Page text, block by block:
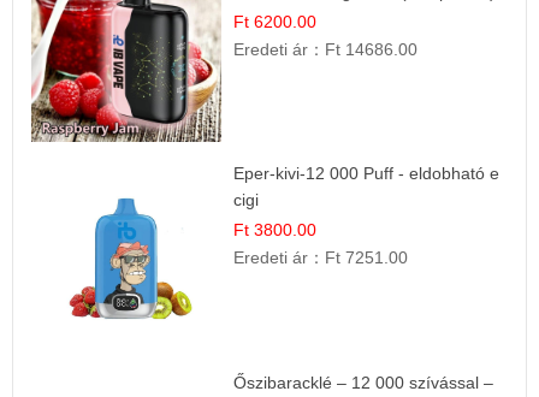
Ft 6200.00
Eredeti ár： Ft 14686.00
Eper-kivi-12 000 Puff - eldobható e
cigi
Ft 3800.00
Eredeti ár： Ft 7251.00
Őszibaracklé – 12 000 szívással –